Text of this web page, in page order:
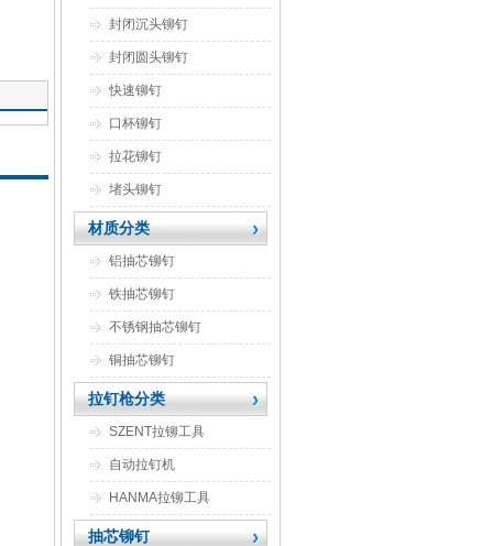
封闭沉头铆钉
封闭圆头铆钉
快速铆钉
口杯铆钉
拉花铆钉
堵头铆钉
材质分类
铝抽芯铆钉
铁抽芯铆钉
不锈钢抽芯铆钉
铜抽芯铆钉
拉钉枪分类
SZENT拉铆工具
自动拉钉机
HANMA拉铆工具
抽芯铆钉